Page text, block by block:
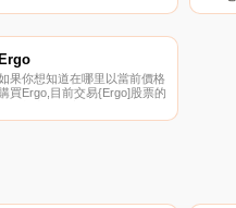
易所是Gate.io、XT.COM、
幣交易所頁面上找到其他列
表.
果你想知道在哪里以當前價格
購買Ergo,目前交易{Ergo]股票的
、Gate.io、HuoERG、